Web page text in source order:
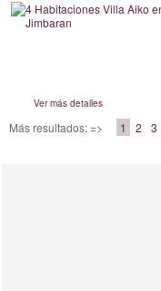
Ver más detalles
Más resultados: => 1 2 3